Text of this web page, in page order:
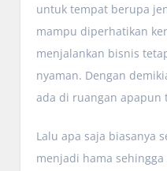
untuk tempat berupa
mampu diperhatikan
menjalankan bisnis
nyaman. Dengan
ada di ruangan
Lalu apa saja biasanya
menjadi hama